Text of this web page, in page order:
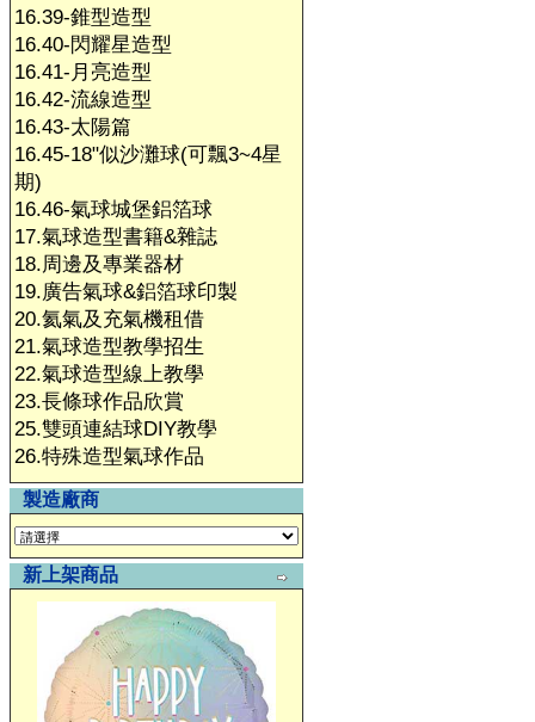
16.39-錐型造型
16.40-閃耀星造型
16.41-月亮造型
16.42-流線造型
16.43-太陽篇
16.45-18"似沙灘球(可飄3~4星
期)
16.46-氣球城堡鋁箔球
17.氣球造型書籍&雜誌
18.周邊及專業器材
19.廣告氣球&鋁箔球印製
20.氦氣及充氣機租借
21.氣球造型教學招生
22.氣球造型線上教學
23.長條球作品欣賞
25.雙頭連結球DIY教學
26.特殊造型氣球作品
製造廠商
新上架商品